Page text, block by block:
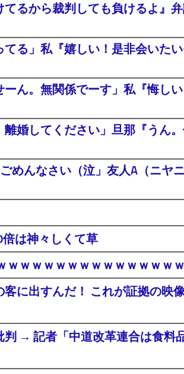
るから裁判しても負けるよ』
る」私『嬉しい！是非会いた
ん。無関係でーす」私『悔し
婚してください」旦那『うん
めんなさい（泣」友人A（ニ
は神々しくて草
ｗｗｗｗｗｗｗｗｗｗｗｗｗｗ
に出すんだ！ これが証拠の映
判 → 記者「中道改革連合は食